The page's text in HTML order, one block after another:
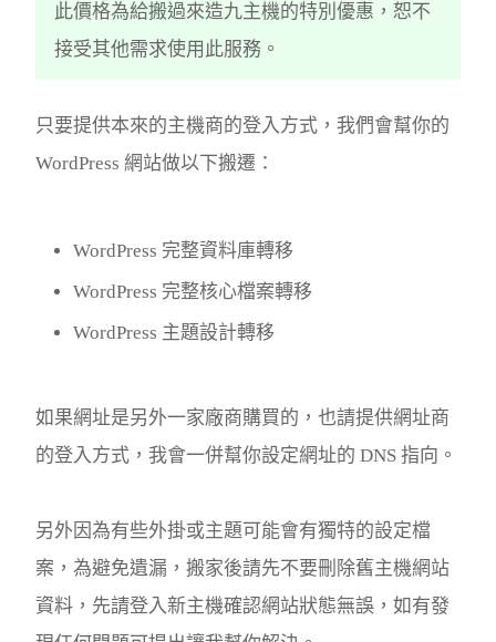
此價格為給搬過來造九主機的特別優惠，恕不
接受其他需求使用此服務。
只要提供本來的主機商的登入方式，我們會幫你的
WordPress 網站做以下搬遷：
WordPress 完整資料庫轉移
WordPress 完整核心檔案轉移
WordPress 主題設計轉移
如果網址是另外一家廠商購買的，也請提供網址商
的登入方式，我會一併幫你設定網址的 DNS 指向。
另外因為有些外掛或主題可能會有獨特的設定檔
案，為避免遺漏，搬家後請先不要刪除舊主機網站
資料，先請登入新主機確認網站狀態無誤，如有發